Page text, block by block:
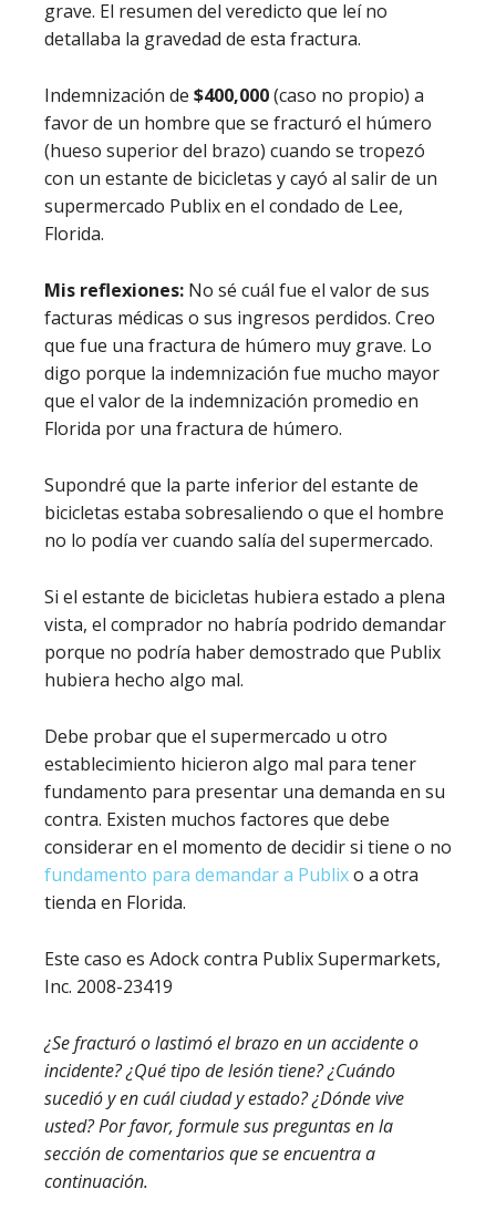
grave. El resumen del veredicto que leí no
detallaba la gravedad de esta fractura.
Indemnización de $400,000(caso no propio) a
favor de un hombre que se fracturó el húmero
(hueso superior del brazo) cuando se tropezó
con un estante de bicicletas y cayó al salir de un
supermercado Publix en el condado de Lee,
Florida.
Mis reflexiones: No sé cuál fue el valor de sus
facturas médicas o sus ingresos perdidos. Creo
que fue una fractura de húmero muy grave. Lo
digo porque la indemnización fue mucho mayor
que el valor de la indemnización promedio en
Florida por una fractura de húmero.
Supondré que la parte inferior del estante de
bicicletas estaba sobresaliendo o que el hombre
no lo podía ver cuando salía del supermercado.
Si el estante de bicicletas hubiera estado a plena
vista, el comprador no habría podrido demandar
porque no podría haber demostrado que Publix
hubiera hecho algo mal.
Debe probar que el supermercado u otro
establecimiento hicieron algo mal para tener
fundamento para presentar una demanda en su
contra. Existen muchos factores que debe
considerar en el momento de decidir si tiene o no
fundamento para demandar a Publixo a otra
tienda en Florida.
Este caso es Adock contra Publix Supermarkets,
Inc. 2008-23419
¿Se fracturó o lastimó el brazo en un accidente o
incidente? ¿Qué tipo de lesión tiene? ¿Cuándo
sucedió y en cuál ciudad y estado? ¿Dónde vive
usted? Por favor, formule sus preguntas en la
sección de comentarios que se encuentra a
continuación.